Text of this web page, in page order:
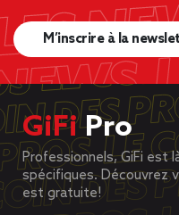
M’inscrire à la
GiFiPro
Professionnels, GiFi est
spécifiques. Découvrez
est gratuite!